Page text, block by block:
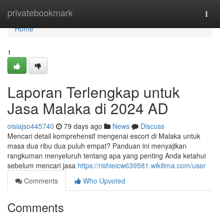
privatebookmark
Home
Home
1
Laporan Terlengkap untuk
Jasa Malaka di 2024 AD
oisiajso445740 79 days ago News
Discuss
Mencari detail komprehensif mengenai escort di Malaka untuk
masa dua ribu dua puluh empat? Panduan ini menyajikan
rangkuman menyeluruh tentang apa yang penting Anda ketahui
sebelum mencari jasa https://rishieicw639581.wikilima.com/user
Comments
Who Upvoted
Comments